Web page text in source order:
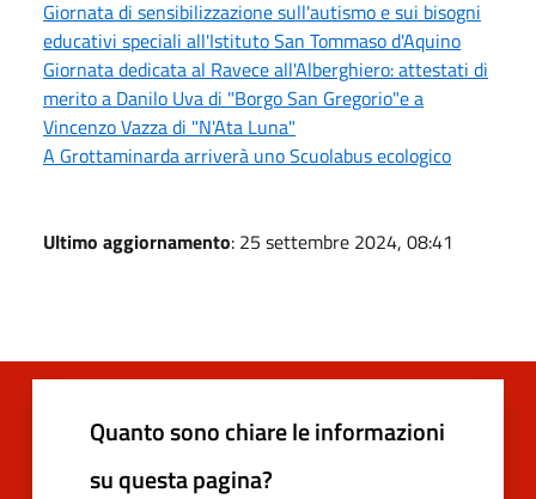
Giornata di sensibilizzazione sull'autismo e sui bisogni
educativi speciali all'Istituto San Tommaso d'Aquino
Giornata dedicata al Ravece all'Alberghiero: attestati di
merito a Danilo Uva di "Borgo San Gregorio"e a
Vincenzo Vazza di "N'Ata Luna"
A Grottaminarda arriverà uno Scuolabus ecologico
Ultimo aggiornamento: 25 settembre 2024, 08:41
Quanto sono chiare le informazioni
su questa pagina?